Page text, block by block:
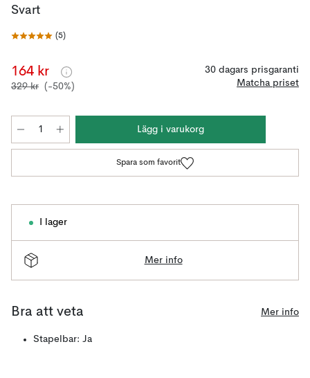
Svart
(5)
164 kr
329 kr (-50%)
30 dagars prisgaranti
Matcha priset
Lägg i varukorg
Spara som favorit
I lager
Mer info
Bra att veta Mer info
Stapelbar: Ja